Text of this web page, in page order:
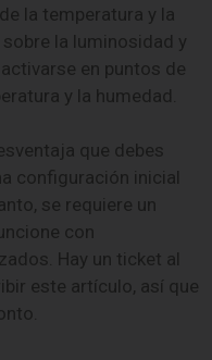
la temperatura y la
la luminosidad y
en puntos de
y la humedad.
que debes
configuración inicial
se requiere un
con
Hay un ticket al
este artículo, así que